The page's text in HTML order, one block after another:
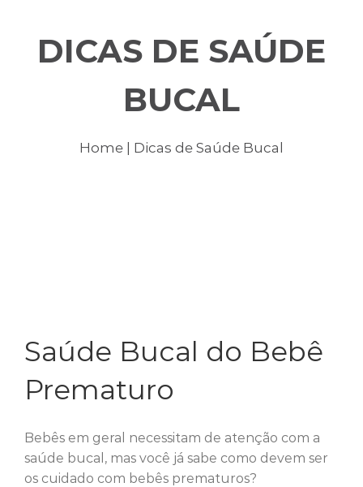
DICAS DE SAÚDE
BUCAL
Home | Dicas de Saúde Bucal
Saúde Bucal do Bebê
Prematuro
Bebês em geral necessitam de atenção com a
saúde bucal, mas você já sabe como devem ser
os cuidado com bebês prematuros?